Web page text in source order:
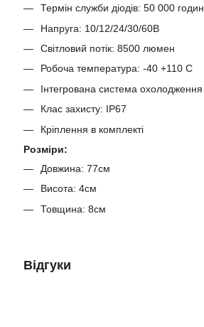
Термін служби діодів: 50 000 годин
Напруга: 10/12/24/30/60В
Світловий потік: 8500 люмен
Робоча температура: -40 +110 C
Інтегрована система охолодження
Клас захисту: IP67
Кріплення в комплекті
Розміри:
Довжина: 77см
Висота: 4см
Товщина: 8см
Відгуки